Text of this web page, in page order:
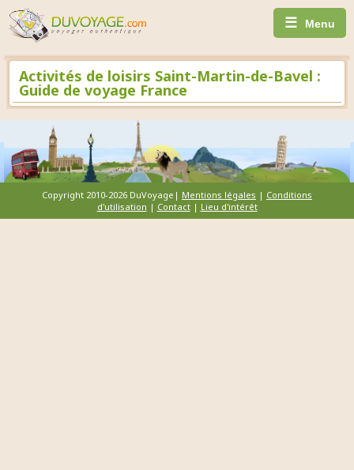
☰ Menu
Activités de loisirs Saint-Martin-de-Bavel :
Guide de voyage France
Copyright 2010-2026 DuVoyage| Mentions légales | Conditions
d'utilisation | Contact| Lieu d'intérêt